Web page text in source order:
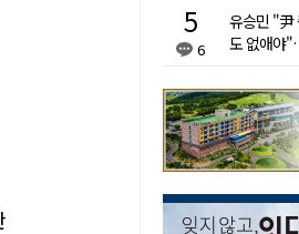
6
유승민 "尹
도 없애야